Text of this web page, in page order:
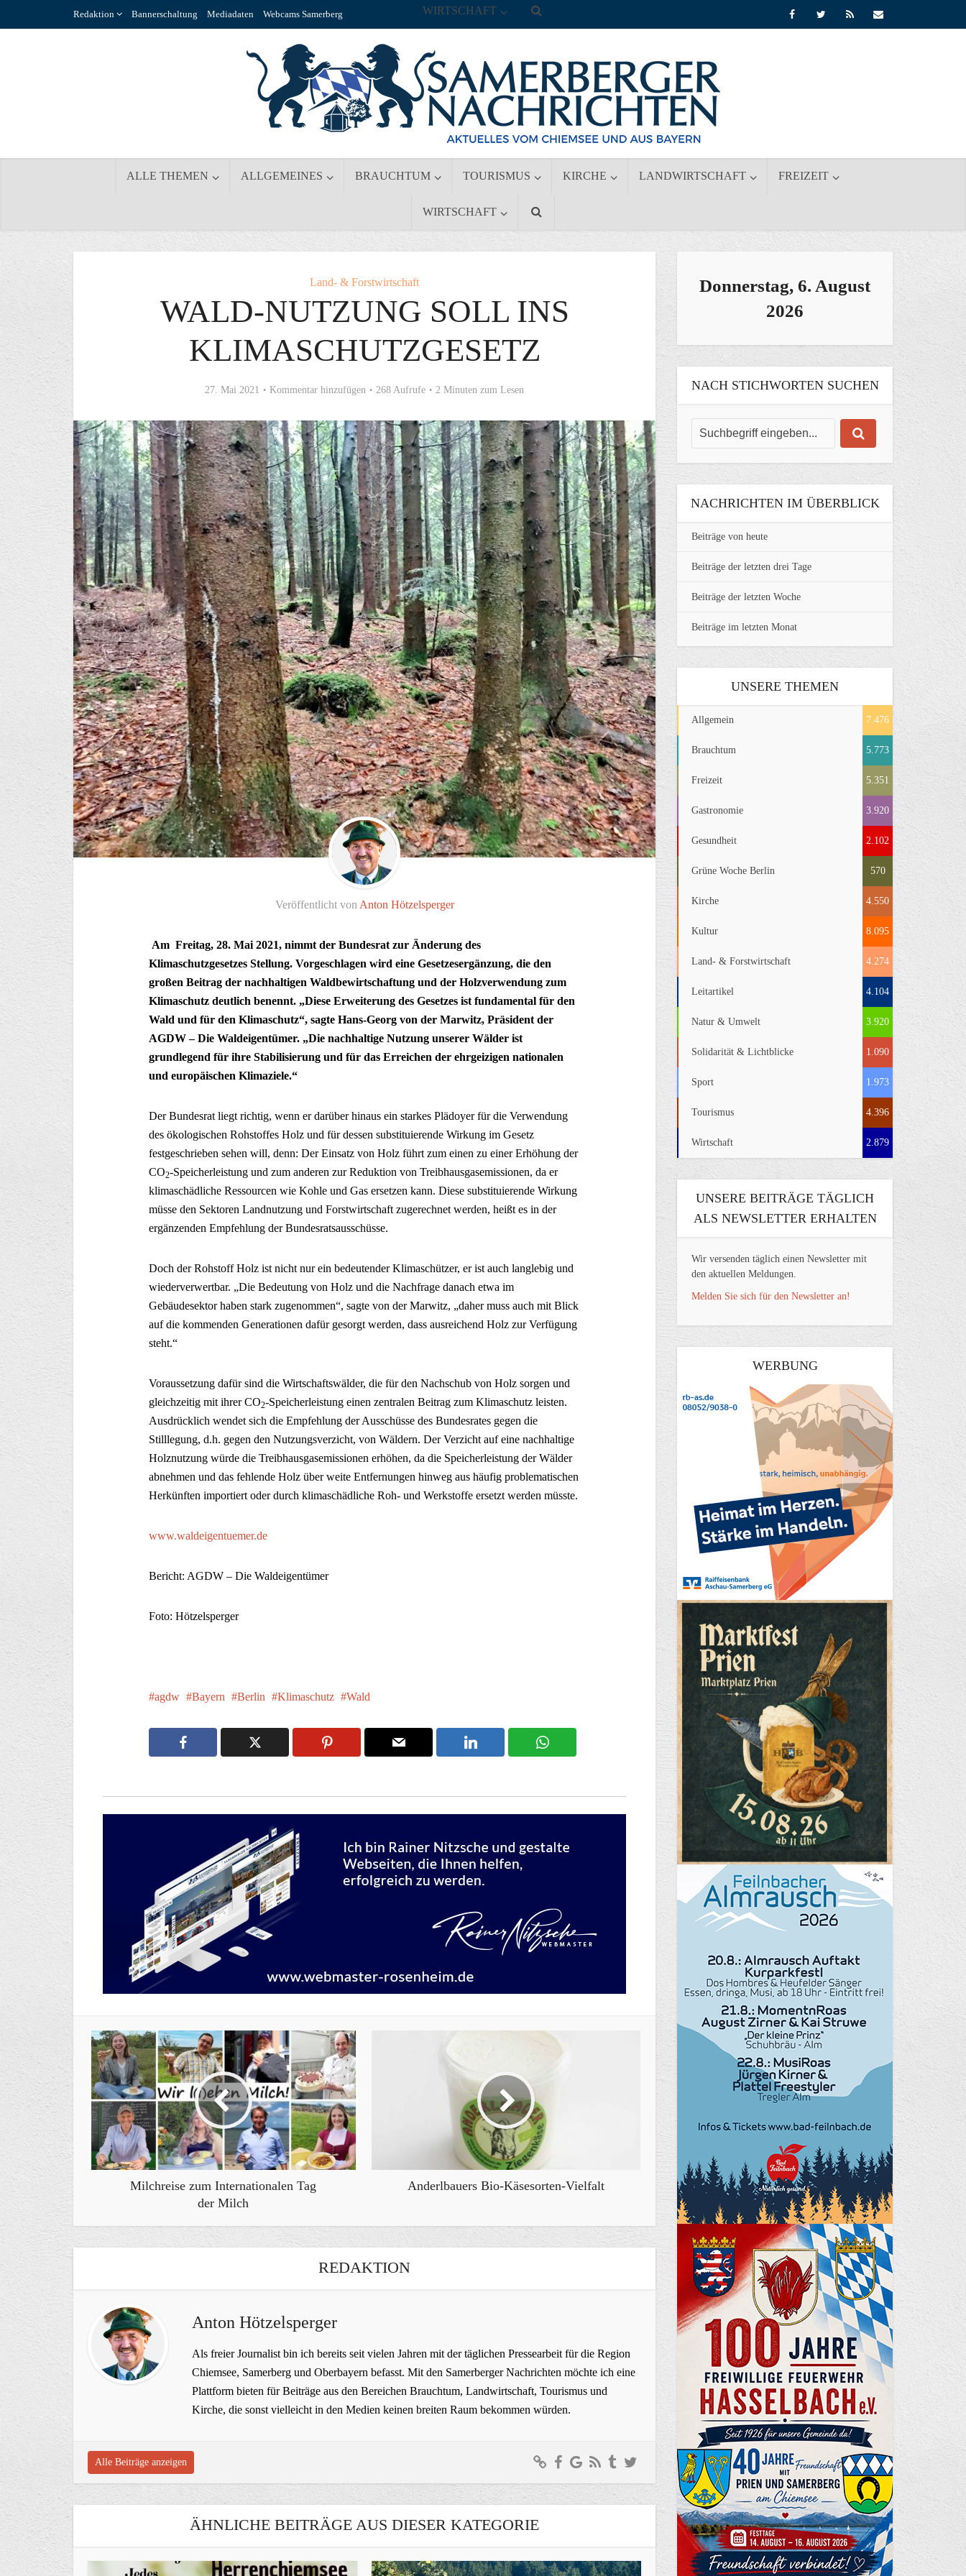
Redaktion Bannerschaltung Mediadaten Webcams Samerberg
ALLE THEMEN ALLGEMEINES BRAUCHTUM TOURISMUS KIRCHE LANDWIRTSCHAFT FREIZEIT
WIRTSCHAFT
WIRTSCHAFT
Land- & Forstwirtschaft
WALD-NUTZUNG SOLL INS
KLIMASCHUTZGESETZ
27. Mai 2021 Kommentar hinzufügen 268 Aufrufe 2 Minuten zum Lesen
Veröffentlicht von Anton Hötzelsperger
Am Freitag, 28. Mai 2021, nimmt der Bundesrat zur Änderung des
Klimaschutzgesetzes Stellung. Vorgeschlagen wird eine Gesetzesergänzung, die den
großen Beitrag der nachhaltigen Waldbewirtschaftung und der Holzverwendung zum
Klimaschutz deutlich benennt. „Diese Erweiterung des Gesetzes ist fundamental für den
Wald und für den Klimaschutz“, sagte Hans-Georg von der Marwitz, Präsident der
AGDW – Die Waldeigentümer. „Die nachhaltige Nutzung unserer Wälder ist
grundlegend für ihre Stabilisierung und für das Erreichen der ehrgeizigen nationalen
und europäischen Klimaziele.“
Der Bundesrat liegt richtig, wenn er darüber hinaus ein starkes Plädoyer für die Verwendung
des ökologischen Rohstoffes Holz und für dessen substituierende Wirkung im Gesetz
festgeschrieben sehen will, denn: Der Einsatz von Holz führt zum einen zu einer Erhöhung der
CO2-Speicherleistung und zum anderen zur Reduktion von Treibhausgasemissionen, da er
klimaschädliche Ressourcen wie Kohle und Gas ersetzen kann. Diese substituierende Wirkung
müsse den Sektoren Landnutzung und Forstwirtschaft zugerechnet werden, heißt es in der
ergänzenden Empfehlung der Bundesratsausschüsse.
Doch der Rohstoff Holz ist nicht nur ein bedeutender Klimaschützer, er ist auch langlebig und
wiederverwertbar. „Die Bedeutung von Holz und die Nachfrage danach etwa im
Gebäudesektor haben stark zugenommen“, sagte von der Marwitz, „daher muss auch mit Blick
auf die kommenden Generationen dafür gesorgt werden, dass ausreichend Holz zur Verfügung
steht.“
Voraussetzung dafür sind die Wirtschaftswälder, die für den Nachschub von Holz sorgen und
gleichzeitig mit ihrer CO2-Speicherleistung einen zentralen Beitrag zum Klimaschutz leisten.
Ausdrücklich wendet sich die Empfehlung der Ausschüsse des Bundesrates gegen die
Stilllegung, d.h. gegen den Nutzungsverzicht, von Wäldern. Der Verzicht auf eine nachhaltige
Holznutzung würde die Treibhausgasemissionen erhöhen, da die Speicherleistung der Wälder
abnehmen und das fehlende Holz über weite Entfernungen hinweg aus häufig problematischen
Herkünften importiert oder durch klimaschädliche Roh- und Werkstoffe ersetzt werden müsste.
www.waldeigentuemer.de
Bericht: AGDW – Die Waldeigentümer
Foto: Hötzelsperger
agdw Bayern Berlin Klimaschutz Wald
Milchreise zum Internationalen Tag
der Milch
Anderlbauers Bio-Käsesorten-Vielfalt
REDAKTION
Anton Hötzelsperger
Als freier Journalist bin ich bereits seit vielen Jahren mit der täglichen Pressearbeit für die Region
Chiemsee, Samerberg und Oberbayern befasst. Mit den Samerberger Nachrichten möchte ich eine
Plattform bieten für Beiträge aus den Bereichen Brauchtum, Landwirtschaft, Tourismus und
Kirche, die sonst vielleicht in den Medien keinen breiten Raum bekommen würden.
Alle Beiträge anzeigen
ÄHNLICHE BEITRÄGE AUS DIESER KATEGORIE
Donnerstag, 6. August
2026
NACH STICHWORTEN SUCHEN
NACHRICHTEN IM ÜBERBLICK
Beiträge von heute
Beiträge der letzten drei Tage
Beiträge der letzten Woche
Beiträge im letzten Monat
UNSERE THEMEN
Allgemein 7.476
Brauchtum 5.773
Freizeit 5.351
Gastronomie 3.920
Gesundheit 2.102
Grüne Woche Berlin 570
Kirche 4.550
Kultur 8.095
Land- & Forstwirtschaft 4.274
Leitartikel 4.104
Natur & Umwelt 3.920
Solidarität & Lichtblicke 1.090
Sport 1.973
Tourismus 4.396
Wirtschaft 2.879
UNSERE BEITRÄGE TÄGLICH
ALS NEWSLETTER ERHALTEN
Wir versenden täglich einen Newsletter mit
den aktuellen Meldungen.
Melden Sie sich für den Newsletter an!
WERBUNG